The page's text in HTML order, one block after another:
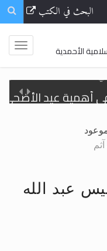
البحث في الكتب
الأحمدية
أهمية عيد
>> المزيد
على حقيقة
عبد الله